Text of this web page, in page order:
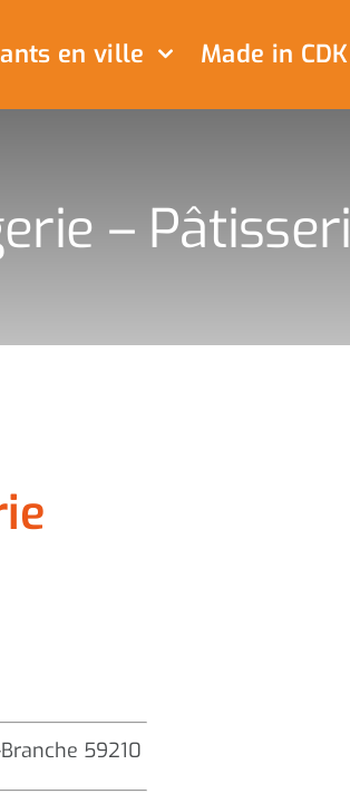
en ville Made in CDK
–
59210